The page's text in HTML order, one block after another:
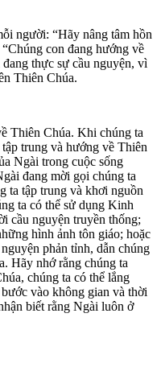
người: “Hãy nâng tâm hồn
con đang hướng về
thực sự cầu nguyện, vì
Thiên Chúa.
Thiên Chúa. Khi chúng ta
trung và hướng về Thiên
Ngài trong cuộc sống
đang mời gọi chúng ta
ta tập trung và khơi nguồn
ta có thể sử dụng Kinh
cầu nguyện truyền thống;
hình ảnh tôn giáo; hoặc
phản tỉnh, dẫn chúng
Hãy nhớ rằng chúng ta
chúng ta có thể lắng
vào không gian và thời
biết rằng Ngài luôn ở